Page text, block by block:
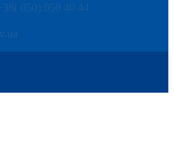
+38( 050) 050 40 44